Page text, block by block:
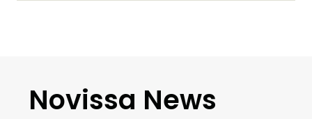
Novissa News